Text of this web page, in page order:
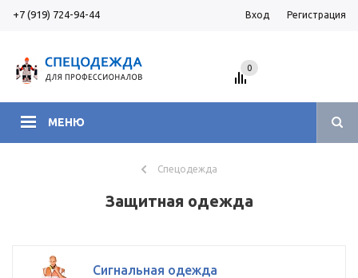
+7 (919) 724-94-44 Вход Регистрация
МЕНЮ
0
Спецодежда
Защитная одежда
Сигнальная одежда